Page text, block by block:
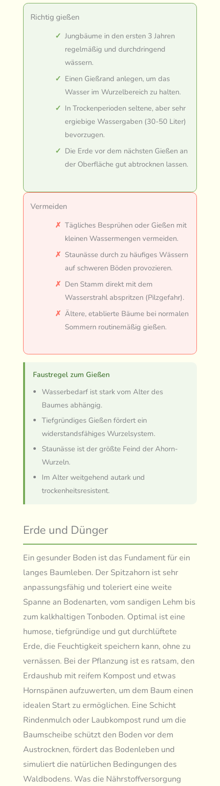
Richtig gießen
Jungbäume in den ersten 3 Jahren
regelmäßig und durchdringend
wässern.
Einen Gießrand anlegen, um das
Wasser im Wurzelbereich zu halten.
In Trockenperioden seltene, aber sehr
ergiebige Wassergaben (30-50 Liter)
bevorzugen.
Die Erde vor dem nächsten Gießen an
der Oberfläche gut abtrocknen lassen.
Vermeiden
Tägliches Besprühen oder Gießen mit
kleinen Wassermengen vermeiden.
Staunässe durch zu häufiges Wässern
auf schweren Böden provozieren.
Den Stamm direkt mit dem
Wasserstrahl abspritzen (Pilzgefahr).
Ältere, etablierte Bäume bei normalen
Sommern routinemäßig gießen.
Faustregel zum Gießen
Wasserbedarf ist stark vom Alter des
Baumes abhängig.
Tiefgründiges Gießen fördert ein
widerstandsfähiges Wurzelsystem.
Staunässe ist der größte Feind der Ahorn-
Wurzeln.
Im Alter weitgehend autark und
trockenheitsresistent.
Erde und Dünger
Ein gesunder Boden ist das Fundament für ein
langes Baumleben. Der Spitzahorn ist sehr
anpassungsfähig und toleriert eine weite
Spanne an Bodenarten, vom sandigen Lehm bis
zum kalkhaltigen Tonboden. Optimal ist eine
humose, tiefgründige und gut durchlüftete
Erde, die Feuchtigkeit speichern kann, ohne zu
vernässen. Bei der Pflanzung ist es ratsam, den
Erdaushub mit reifem Kompost und etwas
Hornspänen aufzuwerten, um dem Baum einen
idealen Start zu ermöglichen. Eine Schicht
Rindenmulch oder Laubkompost rund um die
Baumscheibe schützt den Boden vor dem
Austrocknen, fördert das Bodenleben und
simuliert die natürlichen Bedingungen des
Waldbodens. Was die Nährstoffversorgung